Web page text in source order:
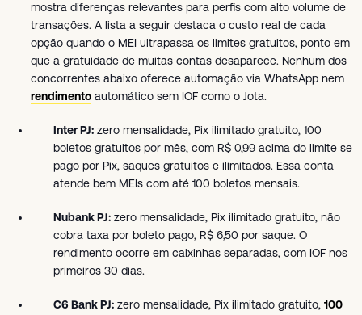
mostra diferenças relevantes para perfis com alto volume de
transações. A lista a seguir destaca o custo real de cada
opção quando o MEI ultrapassa os limites gratuitos, ponto em
que a gratuidade de muitas contas desaparece. Nenhum dos
concorrentes abaixo oferece automação via WhatsApp nem
rendimento automático sem IOF como o Jota.
Inter PJ: zero mensalidade, Pix ilimitado gratuito, 100
boletos gratuitos por mês, com R$ 0,99 acima do limite se
pago por Pix, saques gratuitos e ilimitados. Essa conta
atende bem MEIs com até 100 boletos mensais.
Nubank PJ: zero mensalidade, Pix ilimitado gratuito, não
cobra taxa por boleto pago, R$ 6,50 por saque. O
rendimento ocorre em caixinhas separadas, com IOF nos
primeiros 30 dias.
C6 Bank PJ: zero mensalidade, Pix ilimitado gratuito, 100